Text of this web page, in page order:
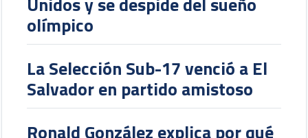
olímpico
La Selección Sub-17 venció a El
Salvador en partido amistoso
Ronald González explica por qué